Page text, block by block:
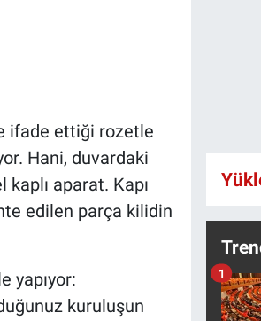
ifade ettiği rozetle
Hani, duvardaki
aparat. Kapı
edilen parça kilidin
yapıyor:
kuruluşun
1